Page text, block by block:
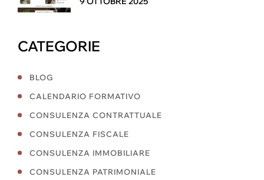
CATEGORIE
BLOG
CALENDARIO FORMATIVO
CONSULENZA CONTRATTUALE
CONSULENZA FISCALE
CONSULENZA IMMOBILIARE
CONSULENZA PATRIMONIALE